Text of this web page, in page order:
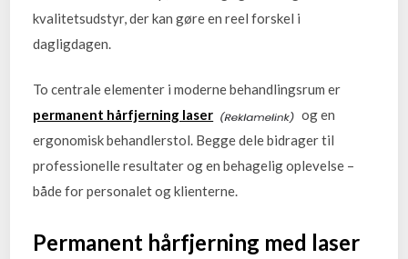
kvalitetsudstyr, der kan gøre en reel forskel i
dagligdagen.
To centrale elementer i moderne behandlingsrum er
permanent hårfjerning laser
og en
ergonomisk behandlerstol. Begge dele bidrager til
professionelle resultater og en behagelig oplevelse –
både for personalet og klienterne.
Permanent hårfjerning med laser